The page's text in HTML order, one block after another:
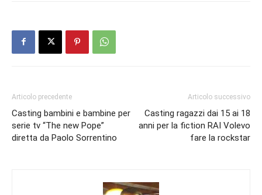
Articolo precedente
Casting bambini e bambine per
serie tv “The new Pope”
diretta da Paolo Sorrentino
Articolo successivo
Casting ragazzi dai 15 ai 18
anni per la fiction RAI Volevo
fare la rockstar